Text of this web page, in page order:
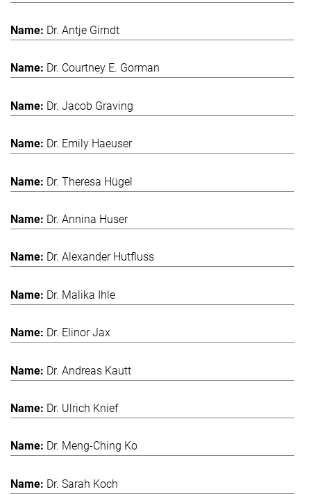
Dr. Antje Girndt
Dr. Courtney E. Gorman
Dr. Jacob Graving
Dr. Emily Haeuser
Dr. Theresa Hügel
Dr. Annina Huser
Dr. Alexander Hutfluss
Dr. Malika Ihle
Dr. Elinor Jax
Dr. Andreas Kautt
Dr. Ulrich Knief
Dr. Meng-Ching Ko
Dr. Sarah Koch